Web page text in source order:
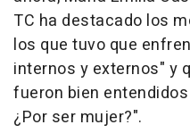
TC ha destacado los
los que tuvo que
internos y externos" y
fueron bien
¿Por ser mujer?".